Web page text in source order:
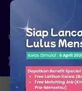
Pare, Kediri -